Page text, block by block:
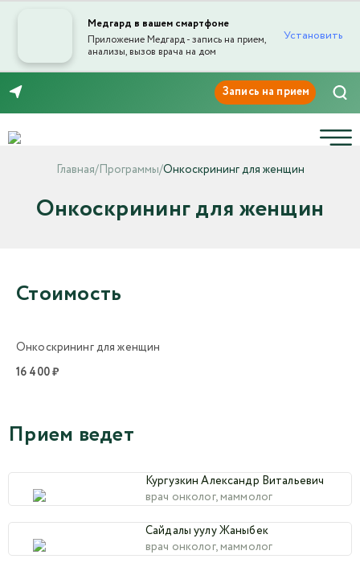
Медгард в вашем смартфоне
Приложение Медгард - запись на прием,
анализы, вызов врача на дом
Установить
Главная/Программы/Онкоскрининг для женщин
Онкоскрининг для женщин
Стоимость
Онкоскрининг для женщин
16 400 ₽
Прием ведет
Кургузкин Александр Витальевич
врач онколог, маммолог
Сайдалы уулу Жаныбек
врач онколог, маммолог